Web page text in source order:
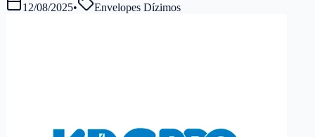
12/08/2025• Envelopes Dízimos